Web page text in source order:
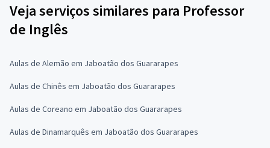
Veja serviços similares para Professor
de Inglês
Aulas de Alemão em Jaboatão dos Guararapes
Aulas de Chinês em Jaboatão dos Guararapes
Aulas de Coreano em Jaboatão dos Guararapes
Aulas de Dinamarquês em Jaboatão dos Guararapes